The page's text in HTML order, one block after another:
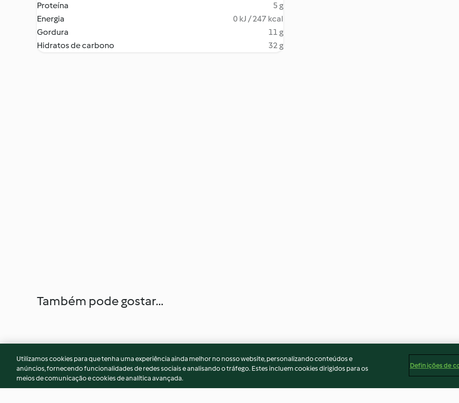
Proteína
5 g
Energia
0 kJ / 247 kcal
Gordura
11 g
Hidratos de carbono
32 g
Também pode gostar...
Utilizamos cookies para que tenha uma experiência ainda melhor no nosso website, personalizando conteúdos e
anúncios, fornecendo funcionalidades de redes sociais e analisando o tráfego. Estes incluem cookies dirigidos para os
meios de comunicação e cookies de analítica avançada.
Definições de